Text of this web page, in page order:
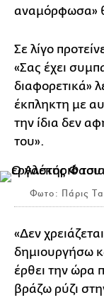
αναμόρφωσα»
Σε λίγο
«Σας έχει
διαφορετικά»
έκπληκτη με
την ίδια δεν
του».
Φωτο: Πάρις
«Δεν
δημιουργήσω
έρθει την ώρα
βράζω ρύζι